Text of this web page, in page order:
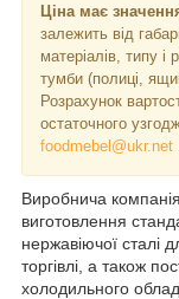
Ціна має
залежить від
матеріалів, типу і
тумби (полиці,
Розрахунок
остаточного
foodmebel@ukr.net
Виробнича
виготовлення
нержавіючої сталі
торгівлі, а також
холодильного